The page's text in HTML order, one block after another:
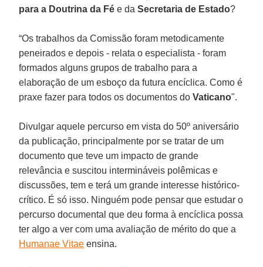
para a Doutrina da Fé e daSecretaria de Estado?
“Os trabalhos da Comissão foram metodicamente
peneirados e depois - relata o especialista - foram
formados alguns grupos de trabalho para a
elaboração de um esboço da futura encíclica. Como é
praxe fazer para todos os documentos doVaticano".
Divulgar aquele percurso em vista do 50º aniversário
da publicação, principalmente por se tratar de um
documento que teve um impacto de grande
relevância e suscitou intermináveis polêmicas e
discussões, tem e terá um grande interesse histórico-
crítico. É só isso. Ninguém pode pensar que estudar o
percurso documental que deu forma à encíclica possa
ter algo a ver com uma avaliação de mérito do que a
Humanae Vitae ensina.